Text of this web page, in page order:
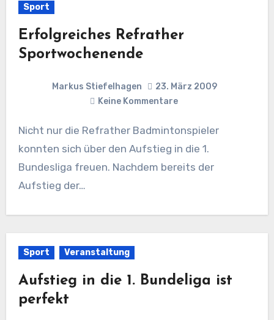
Sport
Erfolgreiches Refrather
Sportwochenende
Markus Stiefelhagen
23. März 2009
Keine Kommentare
Nicht nur die Refrather Badmintonspieler
konnten sich über den Aufstieg in die 1.
Bundesliga freuen. Nachdem bereits der
Aufstieg der…
Sport Veranstaltung
Aufstieg in die 1. Bundeliga ist
perfekt